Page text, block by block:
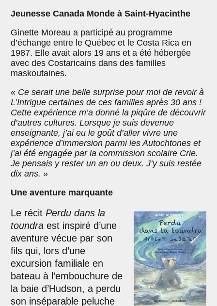
Jeunesse Canada Monde à Saint-Hyacinthe
Ginette Moreau a participé au programme
d’échange entre le Québec et le Costa Rica en
1987. Elle avait alors 19 ans et a été hébergée
avec des Costaricains dans des familles
maskoutaines.
« Ce serait une belle surprise pour moi de revoir à
L’Intrigue certaines de ces familles après 30 ans !
Cette expérience m’a donné la piqûre de découvrir
d’autres cultures. Lorsque je suis devenue
enseignante, j’ai eu le goût d’aller vivre une
expérience d’immersion parmi les Autochtones et
j’ai été engagée par la commission scolaire Crie.
Je pensais y rester un an ou deux. J’y suis restée
dix ans. »
Une aventure marquante
Le récit Perdu dans la
toundra est inspiré d’une
aventure vécue par son
fils qui, lors d’une
excursion familiale en
bateau à l’embouchure de
la baie d’Hudson, a perdu
son inséparable peluche